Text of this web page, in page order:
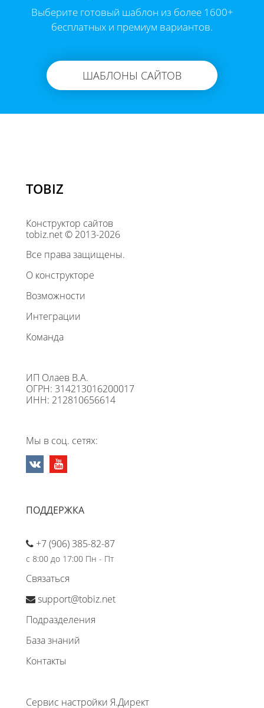
Выберите готовый шаблон из более 1600+
бесплатных и премиум вариантов.
ШАБЛОНЫ САЙТОВ
TOBIZ
Конструктор сайтов
tobiz.net © 2013-2026
Все права защищены.
О конструкторе
Возможности
Интеграции
Команда
ИП Олаев В.А.
ОГРН: 314213016200017
ИНН: 212810656614
Мы в соц. сетях:
ПОДДЕРЖКА
+7 (906) 385-82-87
с 8:00 до 17:00 Пн - Пт
Связаться
support@tobiz.net
Подразделения
База знаний
Контакты
Сервис настройки Я.Директ